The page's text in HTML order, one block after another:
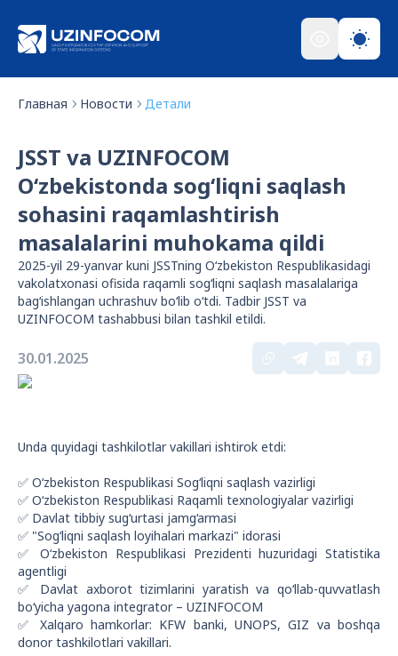
Главная Новости Детали
JSST va UZINFOCOM
O‘zbekistonda sog‘liqni saqlash
sohasini raqamlashtirish
masalalarini muhokama qildi
2025-yil 29-yanvar kuni JSSTning O‘zbekiston Respublikasidagi
vakolatxonasi ofisida raqamli sog‘liqni saqlash masalalariga
bag‘ishlangan uchrashuv bo‘lib o‘tdi. Tadbir JSST va
UZINFOCOM tashabbusi bilan tashkil etildi.
30.01.2025
Unda quyidagi tashkilotlar vakillari ishtirok etdi:
✅ O‘zbekiston Respublikasi Sog‘liqni saqlash vazirligi
✅ O‘zbekiston Respublikasi Raqamli texnologiyalar vazirligi
✅ Davlat tibbiy sug‘urtasi jamg‘armasi
✅ "Sog‘liqni saqlash loyihalari markazi" idorasi
✅ O‘zbekiston Respublikasi Prezidenti huzuridagi Statistika
agentligi
✅ Davlat axborot tizimlarini yaratish va qo‘llab-quvvatlash
bo‘yicha yagona integrator – UZINFOCOM
✅ Xalqaro hamkorlar: KFW banki, UNOPS, GIZ va boshqa
donor tashkilotlari vakillari.